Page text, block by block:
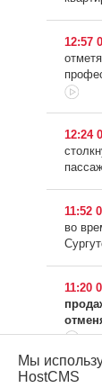
12:57
12:24
11:52
во
11:20
10:49
Мы
HostCMS